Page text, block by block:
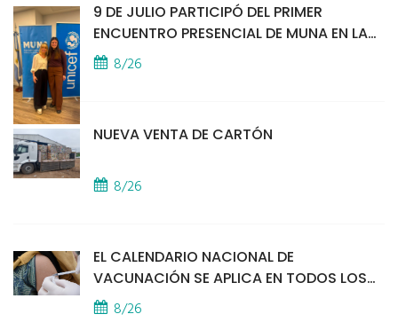
9 DE JULIO PARTICIPÓ DEL PRIMER
ENCUENTRO PRESENCIAL DE MUNA EN LA
SEDE DE UNICEF
8/26
NUEVA VENTA DE CARTÓN
8/26
EL CALENDARIO NACIONAL DE
VACUNACIÓN SE APLICA EN TODOS LOS
CAPS
8/26